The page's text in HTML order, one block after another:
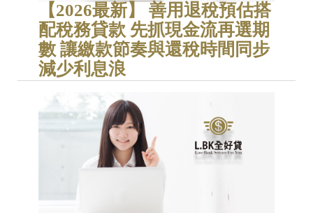
【2026最新】 善用退稅預估搭
配稅務貸款 先抓現金流再選期
數 讓繳款節奏與還稅時間同步
減少利息浪